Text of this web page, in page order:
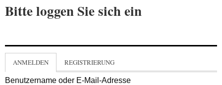
Bitte loggen Sie sich ein
ANMELDEN REGISTRIERUNG
Benutzername oder E-Mail-Adresse